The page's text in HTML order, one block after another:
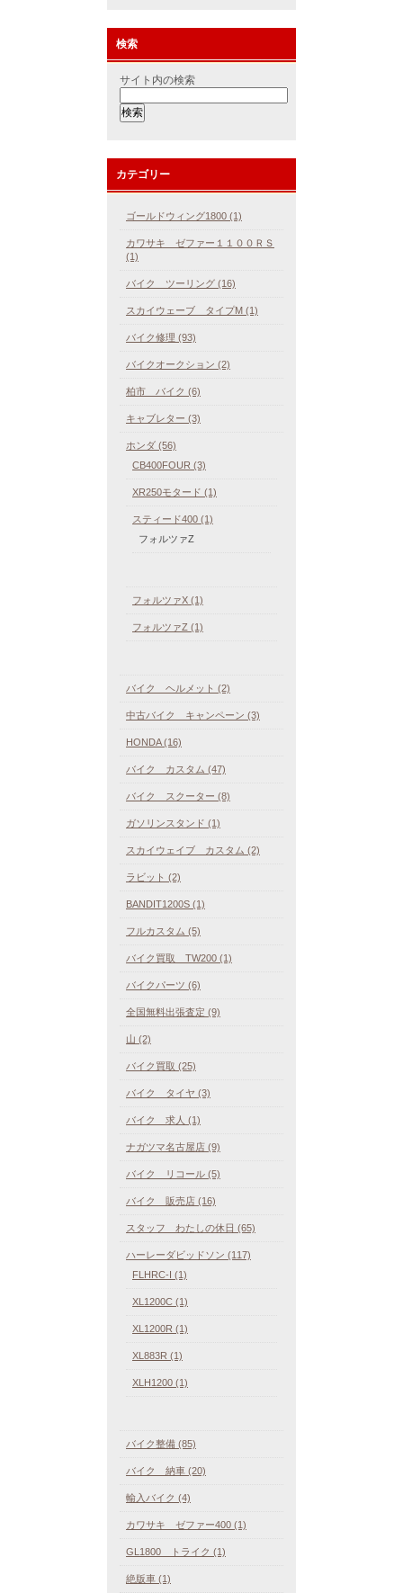
検索
サイト内の検索
カテゴリー
ゴールドウィング1800 (1)
カワサキ ゼファー１１００ＲＳ
(1)
バイク ツーリング (16)
スカイウェーブ タイプM (1)
バイク修理 (93)
バイクオークション (2)
柏市 バイク (6)
キャブレター (3)
ホンダ (56)
CB400FOUR (3)
XR250モタード (1)
スティード400 (1)
フォルツァZ
フォルツァX (1)
フォルツァZ (1)
バイク ヘルメット (2)
中古バイク キャンペーン (3)
HONDA (16)
バイク カスタム (47)
バイク スクーター (8)
ガソリンスタンド (1)
スカイウェイブ カスタム (2)
ラビット (2)
BANDIT1200S (1)
フルカスタム (5)
バイク買取 TW200 (1)
バイクパーツ (6)
全国無料出張査定 (9)
山 (2)
バイク買取 (25)
バイク タイヤ (3)
バイク 求人 (1)
ナガツマ名古屋店 (9)
バイク リコール (5)
バイク 販売店 (16)
スタッフ わたしの休日 (65)
ハーレーダビッドソン (117)
FLHRC-I (1)
XL1200C (1)
XL1200R (1)
XL883R (1)
XLH1200 (1)
バイク整備 (85)
バイク 納車 (20)
輸入バイク (4)
カワサキ ゼファー400 (1)
GL1800 トライク (1)
絶版車 (1)